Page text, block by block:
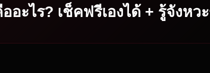
อะไร? เช็คฟรีเองได้ + รู้จังห